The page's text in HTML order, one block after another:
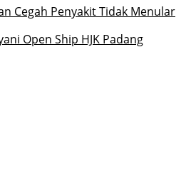
Cegah Penyakit Tidak Menular
Open Ship HJK Padang